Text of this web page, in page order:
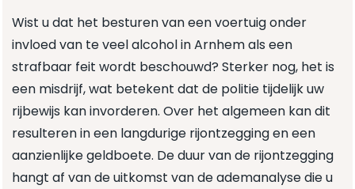
Wist u dat het besturen van een voertuig onder
invloed van te veel alcohol in Arnhem als een
strafbaar feit wordt beschouwd? Sterker nog, het is
een misdrijf, wat betekent dat de politie tijdelijk uw
rijbewijs kan invorderen. Over het algemeen kan dit
resulteren in een langdurige rijontzegging en een
aanzienlijke geldboete. De duur van de rijontzegging
hangt af van de uitkomst van de ademanalyse die u